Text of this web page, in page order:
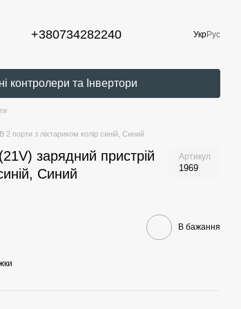
+380734282240 УкрРус
контролери та Інвертори
порти з ліхтариком колір синій, Синий
зарядний пристрій
Синий
Артикул
1969
В бажання